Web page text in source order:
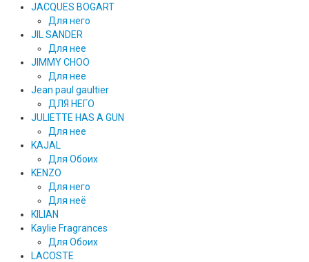
JACQUES BOGART
Для него
JIL SANDER
Для нее
JIMMY CHOO
Для нее
Jean paul gaultier
ДЛЯ НЕГО
JULIETTE HAS A GUN
Для нее
KAJAL
Для Обоих
KENZO
Для него
Для неё
KILIAN
Kaylie Fragrances
Для Обоих
LACOSTE